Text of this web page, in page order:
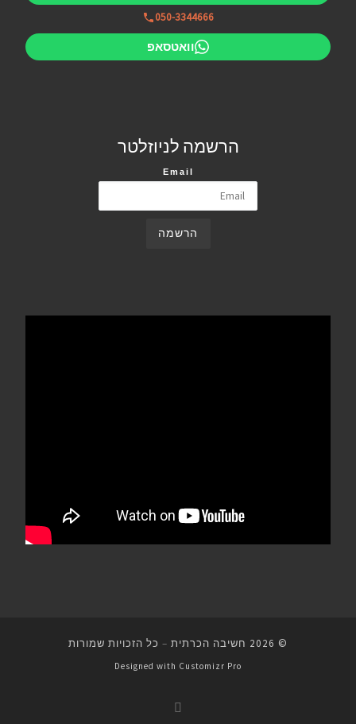
050-3344666
וואטסאפ
הרשמה לניוזלטר
Email
הרשמה
© 2026 חשיבה הכרתית – כל הזכויות שמורות
Designed with Customizr Pro